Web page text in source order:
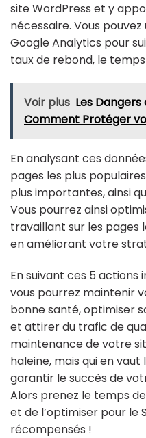
site WordPress et y
nécessaire. Vous
Google Analytics pour
taux de rebond, le
Voir plus Les Dangers
Comment Protéger
En analysant ces
pages les plus
plus importantes, ainsi
Vous pourrez ainsi
travaillant sur les pages
en améliorant votre
En suivant ces 5 actions
vous pourrez maintenir
bonne santé, optimiser
et attirer du trafic de
maintenance de votre
haleine, mais qui en
garantir le succès de
Alors prenez le temps
et de l’optimiser pour le
récompensés !